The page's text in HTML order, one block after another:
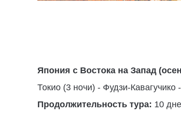
Япония с Востока на Запад
Токио (3 ночи) - Фудзи-
Продолжительность тура: 10